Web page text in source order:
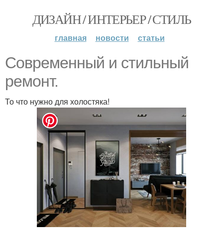
ДИЗАЙН / ИНТЕРЬЕР / СТИЛЬ
главная новости статьи
Современный и стильный
ремонт.
То что нужно для холостяка!